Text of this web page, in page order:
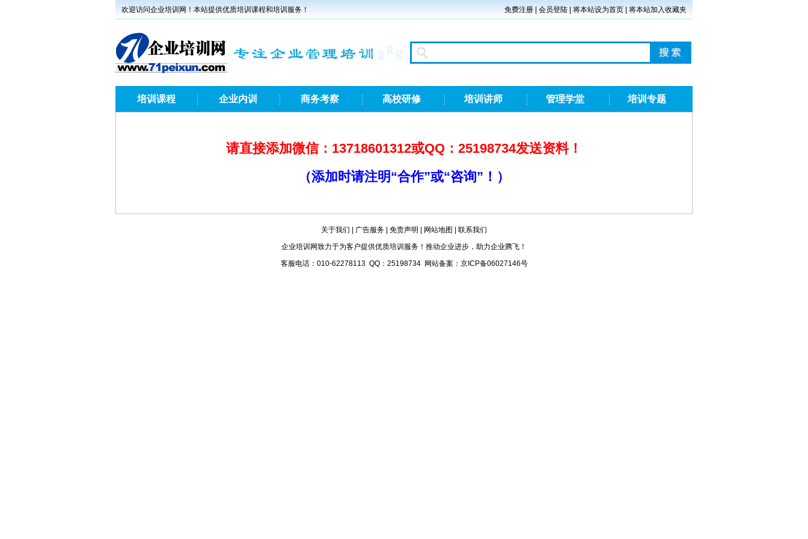
欢迎访问企业培训网！本站提供优质培训课程和培训服务！ 免费注册 会员登陆 将本站设为首页 将本站加入收藏夹
培训课程 企业内训 商务考察 高校研修 培训讲师 管理学堂 培训专题
请直接添加微信：13718601312或QQ：25198734发送资料！
（添加时请注明“合作”或“咨询”！）
关于我们 广告服务 免责声明 网站地图
联系我们
企业培训网致力于为客户提供优质培训服务！推动企业进步，助力企业腾飞！
客服电话：010-62278113 QQ：25198734 网站备案：京ICP备06027146号